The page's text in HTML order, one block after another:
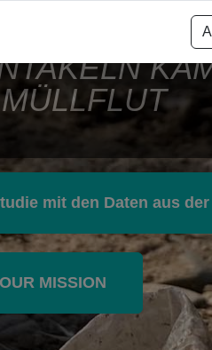
mit den Daten aus
MISSION